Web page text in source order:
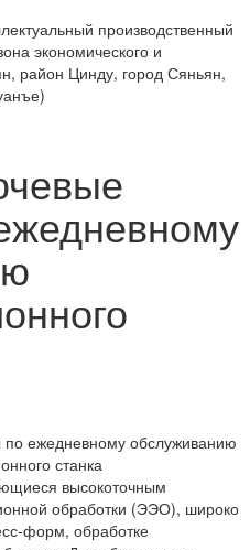
производственный
экономического и
район Цинду, город Сяньян,
высокоточным
обработки (ЭЭО), широко
форм, обработке